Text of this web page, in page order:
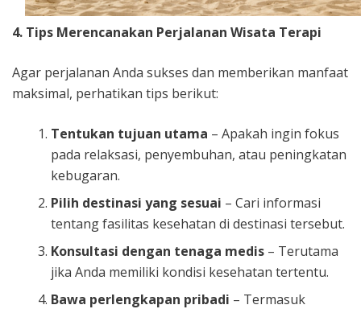
4. Tips Merencanakan Perjalanan Wisata Terapi
Agar perjalanan Anda sukses dan memberikan manfaat
maksimal, perhatikan tips berikut:
Tentukan tujuan utama – Apakah ingin fokus
pada relaksasi, penyembuhan, atau peningkatan
kebugaran.
Pilih destinasi yang sesuai – Cari informasi
tentang fasilitas kesehatan di destinasi tersebut.
Konsultasi dengan tenaga medis – Terutama
jika Anda memiliki kondisi kesehatan tertentu.
Bawa perlengkapan pribadi – Termasuk